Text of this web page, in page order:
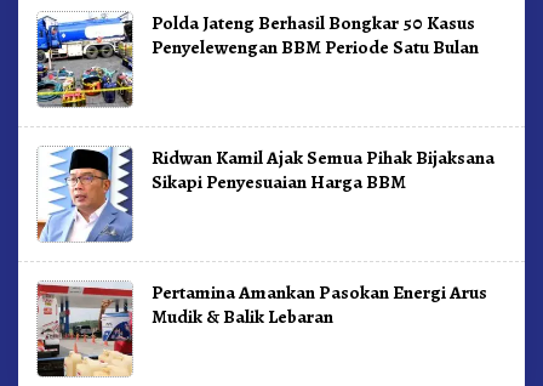
Polda Jateng Berhasil Bongkar 50 Kasus
Penyelewengan BBM Periode Satu Bulan
Ridwan Kamil Ajak Semua Pihak Bijaksana
Sikapi Penyesuaian Harga BBM
Pertamina Amankan Pasokan Energi Arus
Mudik & Balik Lebaran